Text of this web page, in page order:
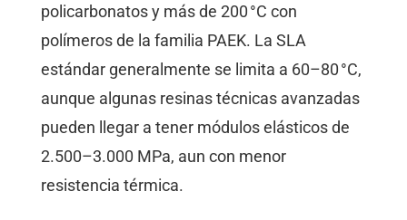
policarbonatos y más de 200 °C con
polímeros de la familia PAEK. La SLA
estándar generalmente se limita a 60–80 °C,
aunque algunas resinas técnicas avanzadas
pueden llegar a tener módulos elásticos de
2.500–3.000 MPa, aun con menor
resistencia térmica.